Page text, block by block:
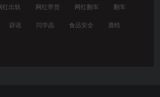
红出轨 网红带货 网红翻车 翻车
辟谣 闫学晶 食品安全 鹿晗